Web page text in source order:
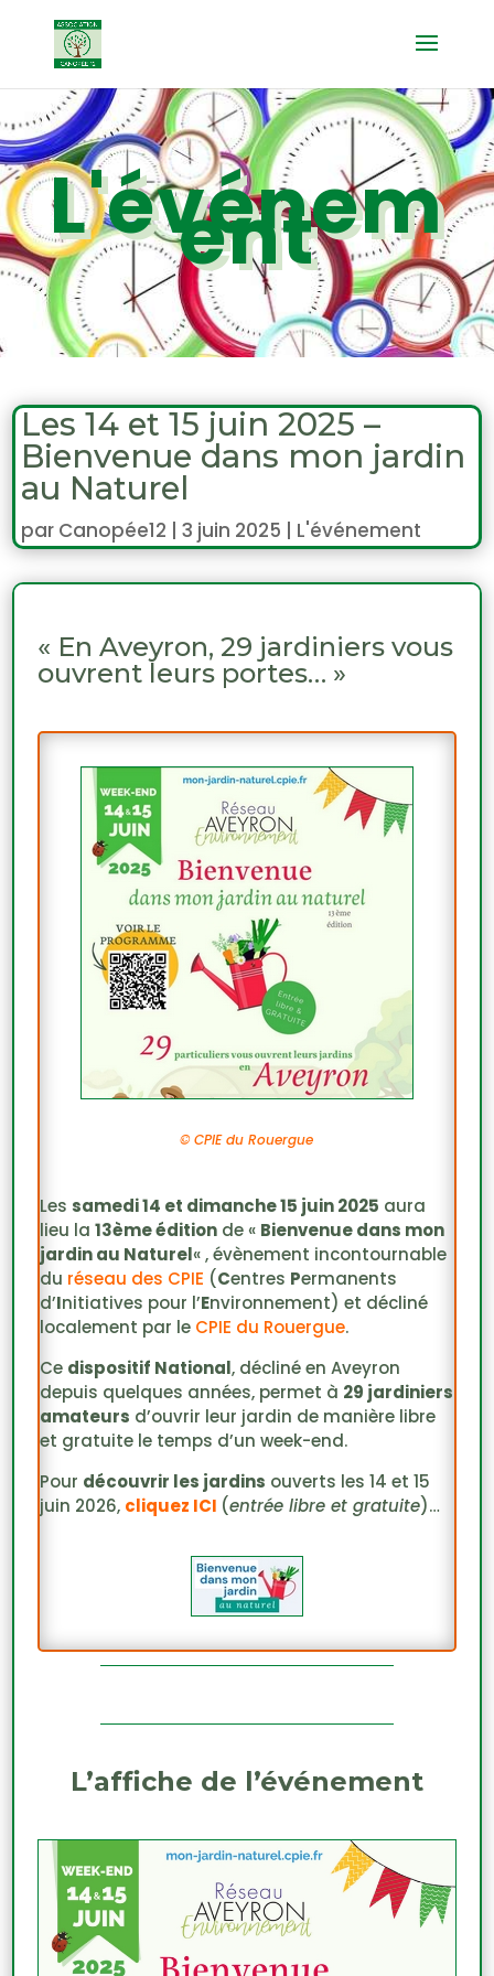
L'événem
ent
Les 14 et 15 juin 2025 –
Bienvenue dans mon jardin
au Naturel
par Canopée12 |3 juin 2025 | L'événement
« En Aveyron, 29 jardiniers vous
ouvrent leurs portes… »
©CPIE du Rouergue
Les samedi 14 et dimanche 15 juin 2025 aura
lieu la13ème édition de « Bienvenue dans mon
jardin au Naturel« , évènement incontournable
du réseau des CPIE (Centres Permanents
d’Initiatives pour l’Environnement) et décliné
localement par le CPIE du Rouergue.
Ce dispositif National, décliné en Aveyron
depuis quelques années, permet à 29 jardiniers
amateurs d’ouvrir leur jardin de manière libre
et gratuite le temps d’un week-end.
Pour découvrir les jardins ouverts les 14 et 15
juin 2026, cliquez ICI (entrée libre et gratuite)…
L’affiche de l’événement